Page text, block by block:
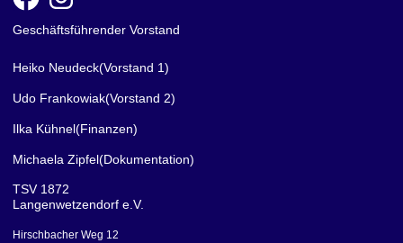
Geschäftsführender Vorstand
Heiko Neudeck(Vorstand 1)
Udo Frankowiak(Vorstand 2)
Ilka Kühnel(Finanzen)
Michaela Zipfel(Dokumentation)
TSV 1872
Langenwetzendorf e.V.
Hirschbacher Weg 12